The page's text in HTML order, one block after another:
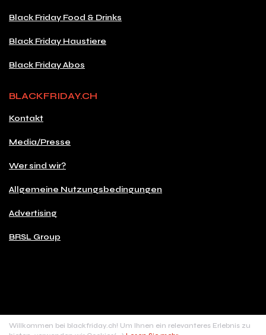
Black Friday Food & Drinks
Black Friday Haustiere
Black Friday Abos
BLACKFRIDAY.CH
Kontakt
Media/Presse
Wer sind wir?
Allgemeine Nutzungsbedingungen
Advertising
BRSL Group
© 2026 Copyright blackfriday.ch
Made with♥ in Switzerland
Willkommen bei blackfriday.ch! Um Ihnen ein relevanteres Erlebnis zu